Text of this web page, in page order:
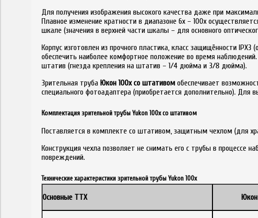
Для получения изображения высокого качества даже при
Плавное изменение кратности в диапазоне 6х – 100х
шкале (значения в верхней части шкалы – для основного
Корпус изготовлен из прочного пластика, класс защищённости
обеспечить наиболее комфортное положение во время
штатив (гнезда крепления на штатив – 1/4 дюйма и 3/8 дюйма).
Зрительная труба Юкон 100х со штативом обеспечивает
специального фотоадаптера (приобретается дополнительно). Для
Комплектация зрительной трубы Yukon 100х со штативом
Поставляется в комплекте со штативом, защитным чехлом (для
Конструкция чехла позволяет не снимать его с трубы в процессе
повреждений.
Технические характеристики зрительной трубы Yukon 100х
Основные ТТХ